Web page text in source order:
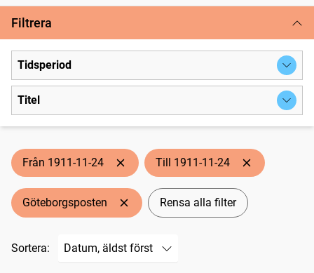
Filtrera
Tidsperiod
Titel
Från 1911-11-24 Till 1911-11-24
Göteborgsposten Rensa alla filter
Sortera: